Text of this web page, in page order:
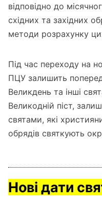
відповідно до
східних та західних
методи розрахунку
Під час переходу на
ПЦУ залишить
Великдень та інші
Великодній піст,
святами, які
обрядів святкують
Нові дати